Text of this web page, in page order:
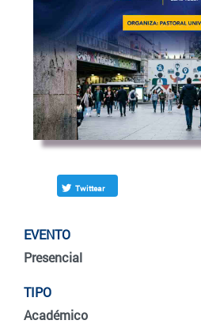
Twittear
EVENTO
Presencial
TIPO
Académico